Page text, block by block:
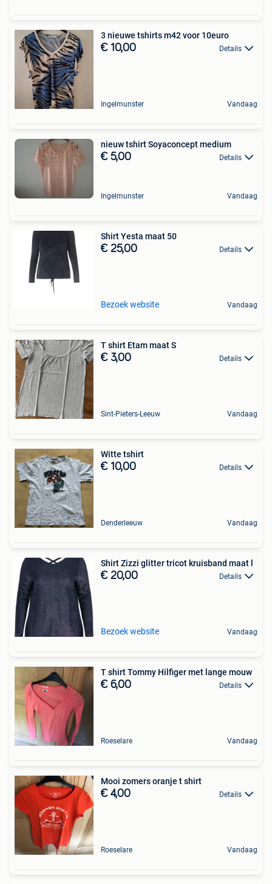
3 nieuwe tshirts m42 voor 10euro
€ 10,00 Details
Ingelmunster Vandaag
nieuw tshirt Soyaconcept medium
€ 5,00 Details
Ingelmunster Vandaag
Shirt Yesta maat 50
€ 25,00 Details
Bezoek website Vandaag
T shirt Etam maat S
€ 3,00 Details
Sint-Pieters-Leeuw Vandaag
Witte tshirt
€ 10,00 Details
Denderleeuw Vandaag
Shirt Zizzi glitter tricot kruisband maat l
€ 20,00 Details
Bezoek website Vandaag
T shirt Tommy Hilfiger met lange mouw
€ 6,00 Details
Roeselare Vandaag
Mooi zomers oranje t shirt
€ 4,00 Details
Roeselare Vandaag